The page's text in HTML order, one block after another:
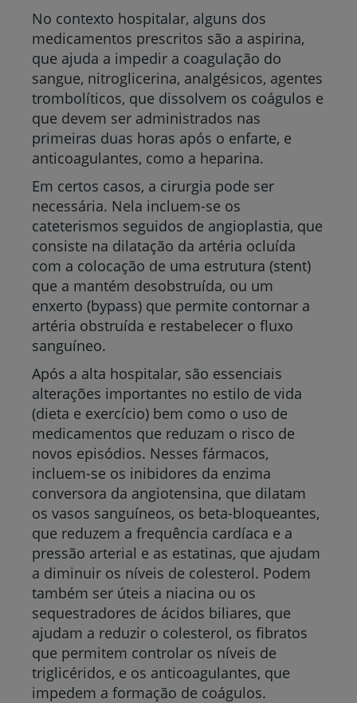
No contexto hospitalar, alguns dos
medicamentos prescritos são a aspirina,
que ajuda a impedir a coagulação do
sangue, nitroglicerina, analgésicos, agentes
trombolíticos, que dissolvem os coágulos e
que devem ser administrados nas
primeiras duas horas após o enfarte, e
anticoagulantes, como a heparina.
Em certos casos, a cirurgia pode ser
necessária. Nela incluem-se os
cateterismos seguidos de angioplastia, que
consiste na dilatação da artéria ocluída
com a colocação de uma estrutura (stent)
que a mantém desobstruída, ou um
enxerto (bypass) que permite contornar a
artéria obstruída e restabelecer o fluxo
sanguíneo.
Após a alta hospitalar, são essenciais
alterações importantes no estilo de vida
(dieta e exercício) bem como o uso de
medicamentos que reduzam o risco de
novos episódios. Nesses fármacos,
incluem-se os inibidores da enzima
conversora da angiotensina, que dilatam
os vasos sanguíneos, os beta-bloqueantes,
que reduzem a frequência cardíaca e a
pressão arterial e as estatinas, que ajudam
a diminuir os níveis de colesterol. Podem
também ser úteis a niacina ou os
sequestradores de ácidos biliares, que
ajudam a reduzir o colesterol, os fibratos
que permitem controlar os níveis de
triglicéridos, e os anticoagulantes, que
impedem a formação de coágulos.